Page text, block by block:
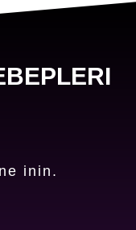
inin.
SEBEPLERI